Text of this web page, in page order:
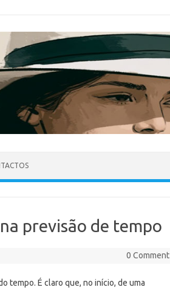
previsão de tempo
0 Comment
tempo. É claro que, no início, de uma